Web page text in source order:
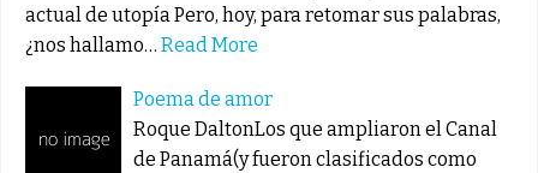
actual de utopía Pero, hoy, para retomar sus palabras,
¿nos hallamo… Read More
Poema de amor
Roque DaltonLos que ampliaron el Canal
de Panamá(y fueron clasificados como